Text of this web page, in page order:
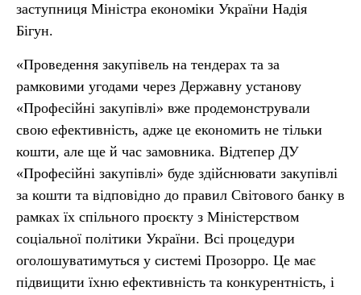
заступниця Міністра економіки України Надія
Бігун.
«Проведення закупівель на тендерах та за
рамковими угодами через Державну установу
«Професійні закупівлі» вже продемонстрували
свою ефективність, адже це економить не тільки
кошти, але ще й час замовника. Відтепер ДУ
«Професійні закупівлі» буде здійснювати закупівлі
за кошти та відповідно до правил Світового банку в
рамках їх спільного проєкту з Міністерством
соціальної політики України. Всі процедури
оголошуватимуться у системі Прозорро. Це має
підвищити їхню ефективність та конкурентність, і